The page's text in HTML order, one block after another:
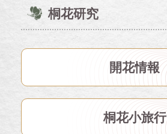
桐花研究
開花情報
桐花小旅行